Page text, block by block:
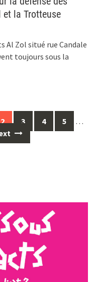
et la Trotteuse
Al Zol situé rue Candale
toujours sous la
2 3 4 5
…